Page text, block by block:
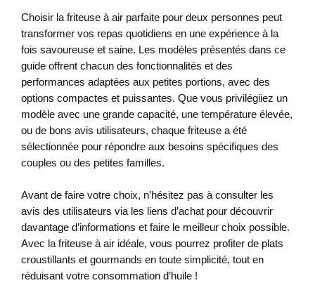
Choisir la friteuse à air parfaite pour deux personnes peut
transformer vos repas quotidiens en une expérience à la
fois savoureuse et saine. Les modèles présentés dans ce
guide offrent chacun des fonctionnalités et des
performances adaptées aux petites portions, avec des
options compactes et puissantes. Que vous privilégiiez un
modèle avec une grande capacité, une température élevée,
ou de bons avis utilisateurs, chaque friteuse a été
sélectionnée pour répondre aux besoins spécifiques des
couples ou des petites familles.
Avant de faire votre choix, n’hésitez pas à consulter les
avis des utilisateurs via les liens d’achat pour découvrir
davantage d’informations et faire le meilleur choix possible.
Avec la friteuse à air idéale, vous pourrez profiter de plats
croustillants et gourmands en toute simplicité, tout en
réduisant votre consommation d’huile !